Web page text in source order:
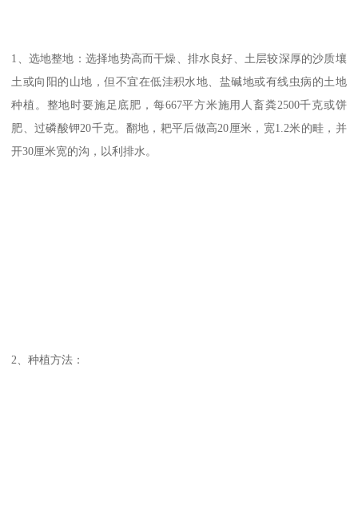
1、选地整地：选择地势高而干燥、排水良好、土层较深厚的沙质壤
土或向阳的山地，但不宜在低洼积水地、盐碱地或有线虫病的土地
种植。整地时要施足底肥，每667平方米施用人畜粪2500千克或饼
肥、过磷酸钾20千克。翻地，耙平后做高20厘米，宽1.2米的畦，并
开30厘米宽的沟，以利排水。
2、种植方法：